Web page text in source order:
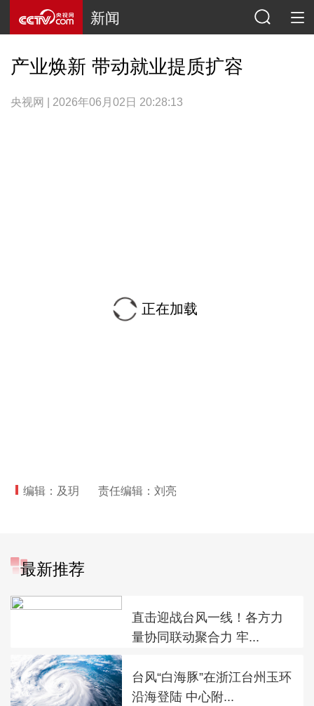
新闻
产业焕新 带动就业提质扩容
央视网 | 2026年06月02日 20:28:13
正在加载
编辑：及玥 责任编辑：刘亮
最新推荐
直击迎战台风一线！各方力
量协同联动聚合力 牢...
台风“白海豚”在浙江台州玉环
沿海登陆 中心附...